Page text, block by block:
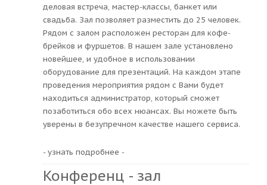
деловая встреча, мастер-классы, банкет или
свадьба. Зал позволяет разместить до 25 человек.
Рядом с залом расположен ресторан для кофе-
брейков и фуршетов. В нашем зале установлено
новейшее, и удобное в использовании
оборудование для презентаций. На каждом этапе
проведения мероприятия рядом с Вами будет
находиться администратор, который сможет
позаботиться обо всех нюансах. Вы можете быть
уверены в безупречном качестве нашего сервиса.
- узнать подробнее -
Конференц - зал